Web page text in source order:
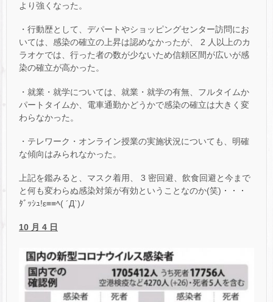
より強くなった。
・行動歴として、デパートやショッピングセンター訪問にお
いては、感染の確立の上昇は認めなかったが、 2 人以上のカ
ラオケでは、行った者の数が少ないため信頼区間が広いが感
染の確立が高かった。
・就業・就学については、就業・就学の有無、フルタイムか
パートタイムか、電車通勤かどうかで感染の確立は大きく変
わらなかった。
・テレワーク・オンライン授業の実施状況についても、明確
な傾向はみられなかった。
上記を鑑みると、マスク着用、 3 密回避、飲食回避と今まで
と何も変わらぬ感染対策が有効ということなのか(笑)・・・
ﾀﾞｯｼｭ!ε≡≡ﾍ( ´Д`)ﾉ
10 月 4 日